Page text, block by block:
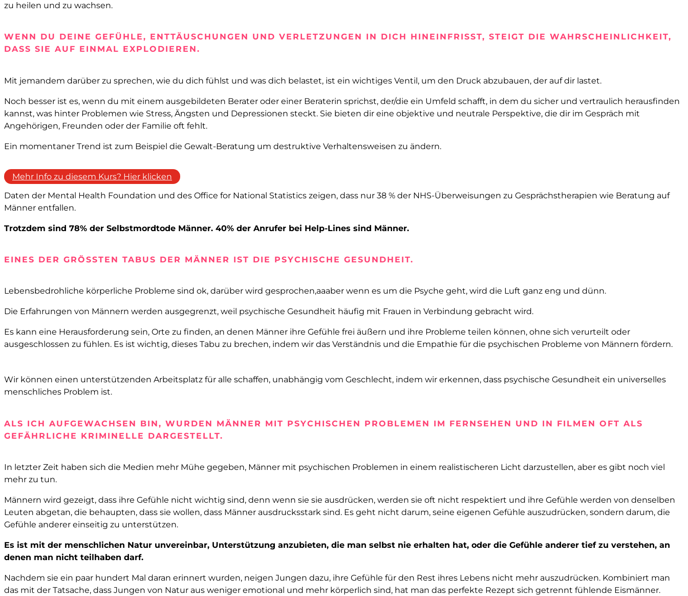
zu heilen und zu wachsen.
WENN DU DEINE GEFÜHLE, ENTTÄUSCHUNGEN UND VERLETZUNGEN IN DICH HINEINFRISST, STEIGT DIE WAHRSCHEINLICHKEIT,
DASS SIE AUF EINMAL EXPLODIEREN.
Mit jemandem darüber zu sprechen, wie du dich fühlst und was dich belastet, ist ein wichtiges Ventil, um den Druck abzubauen, der auf dir lastet.
Noch besser ist es, wenn du mit einem ausgebildeten Berater oder einer Beraterin sprichst, der/die ein Umfeld schafft, in dem du sicher und vertraulich herausfinden
kannst, was hinter Problemen wie Stress, Ängsten und Depressionen steckt. Sie bieten dir eine objektive und neutrale Perspektive, die dir im Gespräch mit
Angehörigen, Freunden oder der Familie oft fehlt.
Ein momentaner Trend ist zum Beispiel die Gewalt-Beratung um destruktive Verhaltensweisen zu ändern.
Mehr Info zu diesem Kurs? Hier klicken
Daten der Mental Health Foundation und des Office for National Statistics zeigen, dass nur 38 % der NHS-Überweisungen zu Gesprächstherapien wie Beratung auf
Männer entfallen.
Trotzdem sind 78% der Selbstmordtode Männer. 40% der Anrufer bei Help-Lines sind Männer.
EINES DER GRÖSSTEN TABUS DER MÄNNER IST DIE PSYCHISCHE GESUNDHEIT.
Lebensbedrohliche körperliche Probleme sind ok, darüber wird gesprochen,aaaber wenn es um die Psyche geht, wird die Luft ganz eng und dünn.
Die Erfahrungen von Männern werden ausgegrenzt, weil psychische Gesundheit häufig mit Frauen in Verbindung gebracht wird.
Es kann eine Herausforderung sein, Orte zu finden, an denen Männer ihre Gefühle frei äußern und ihre Probleme teilen können, ohne sich verurteilt oder
ausgeschlossen zu fühlen. Es ist wichtig, dieses Tabu zu brechen, indem wir das Verständnis und die Empathie für die psychischen Probleme von Männern fördern.
Wir können einen unterstützenden Arbeitsplatz für alle schaffen, unabhängig vom Geschlecht, indem wir erkennen, dass psychische Gesundheit ein universelles
menschliches Problem ist.
ALS ICH AUFGEWACHSEN BIN, WURDEN MÄNNER MIT PSYCHISCHEN PROBLEMEN IM FERNSEHEN UND IN FILMEN OFT ALS
GEFÄHRLICHE KRIMINELLE DARGESTELLT.
In letzter Zeit haben sich die Medien mehr Mühe gegeben, Männer mit psychischen Problemen in einem realistischeren Licht darzustellen, aber es gibt noch viel
mehr zu tun.
Männern wird gezeigt, dass ihre Gefühle nicht wichtig sind, denn wenn sie sie ausdrücken, werden sie oft nicht respektiert und ihre Gefühle werden von denselben
Leuten abgetan, die behaupten, dass sie wollen, dass Männer ausdrucksstark sind. Es geht nicht darum, seine eigenen Gefühle auszudrücken, sondern darum, die
Gefühle anderer einseitig zu unterstützen.
Es ist mit der menschlichen Natur unvereinbar, Unterstützung anzubieten, die man selbst nie erhalten hat, oder die Gefühle anderer tief zu verstehen, an
denen man nicht teilhaben darf.
Nachdem sie ein paar hundert Mal daran erinnert wurden, neigen Jungen dazu, ihre Gefühle für den Rest ihres Lebens nicht mehr auszudrücken. Kombiniert man
das mit der Tatsache, dass Jungen von Natur aus weniger emotional und mehr körperlich sind, hat man das perfekte Rezept sich getrennt fühlende Eismänner.